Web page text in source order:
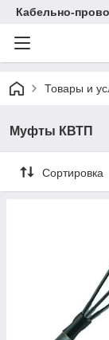
Кабельно-
Товары и
Муфты КВТП
Сортировка